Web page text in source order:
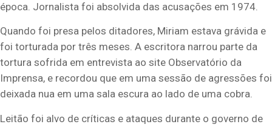
época. Jornalista foi absolvida das acusações em 1974.
Quando foi presa pelos ditadores, Miriam estava grávida e
foi torturada por três meses. A escritora narrou parte da
tortura sofrida em entrevista ao site Observatório da
Imprensa, e recordou que em uma sessão de agressões foi
deixada nua em uma sala escura ao lado de uma cobra.
Leitão foi alvo de críticas e ataques durante o governo de